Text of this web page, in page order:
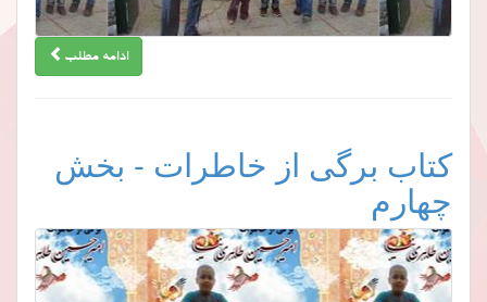
ادامه مطلب
کتاب برگی از خاطرات - بخش
چهارم